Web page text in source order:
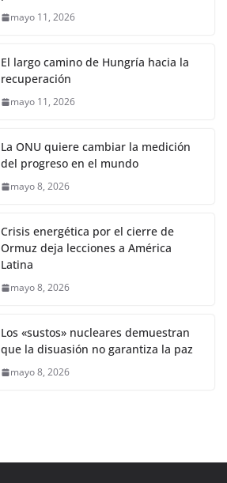
mayo 11, 2026
El largo camino de Hungría hacia la
recuperación
mayo 11, 2026
La ONU quiere cambiar la medición
del progreso en el mundo
mayo 8, 2026
Crisis energética por el cierre de
Ormuz deja lecciones a América
Latina
mayo 8, 2026
Los «sustos» nucleares demuestran
que la disuasión no garantiza la paz
mayo 8, 2026